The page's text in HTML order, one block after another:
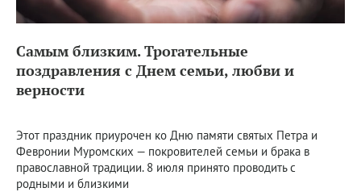
Самым близким. Трогательные
поздравления с Днем семьи, любви и
верности
Этот праздник приурочен ко Дню памяти святых Петра и
Февронии Муромских — покровителей семьи и брака в
православной традиции. 8 июля принято проводить с
родными и близкими